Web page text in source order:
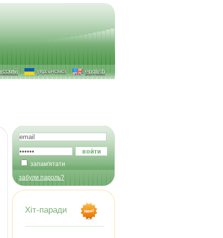
українська english
запам'ятати
забули пароль?
Хіт-паради